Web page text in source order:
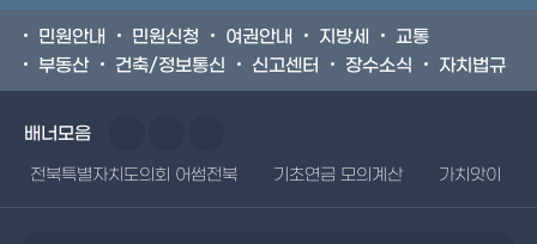
민원안내 민원신청 여권안내 지방세
교통
부동산
건축/정보통신 신고센터 장수소식 자치법규
배너모음
전북특별자치도의회 어썸전북 기초연금 모의계산 가치앗이